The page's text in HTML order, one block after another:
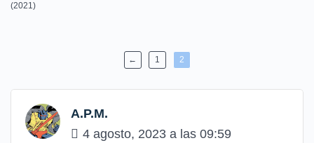
(2021)
← 1 2
A.P.M.
4 agosto, 2023 a las 09:59